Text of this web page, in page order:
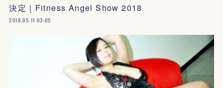
決定｜Fitness Angel Show 2018
2018.05.11 03:05